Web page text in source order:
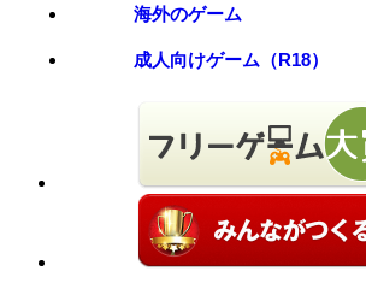
海外のゲーム
成人向けゲーム（R18）